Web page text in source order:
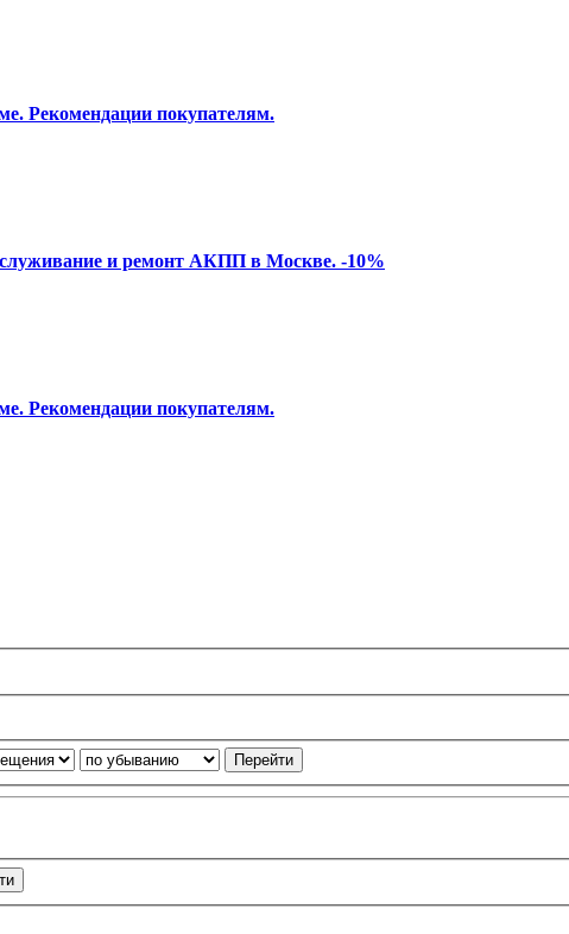
Рекомендации покупателям.
и ремонт АКПП в Москве. -10%
Рекомендации покупателям.